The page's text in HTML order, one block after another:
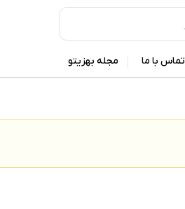
تماس با ما مجله بهزیتو